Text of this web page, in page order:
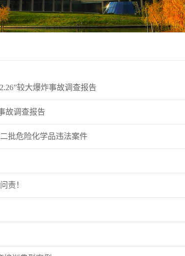
较大爆炸事故调查报告
故调查报告
批危险化学品违法案件
责！